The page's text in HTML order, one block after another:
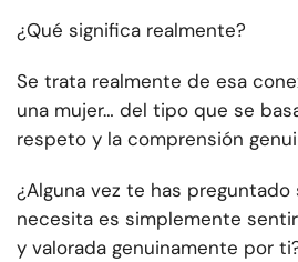
¿Qué significa realmente?
Se trata realmente de esa
una mujer… del tipo que se
respeto y la comprensión
¿Alguna vez te has
necesita es simplemente
y valorada genuinamente por